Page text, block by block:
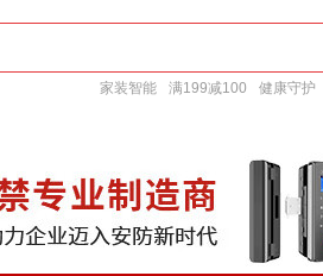
家装智能 满199减100 健康守护